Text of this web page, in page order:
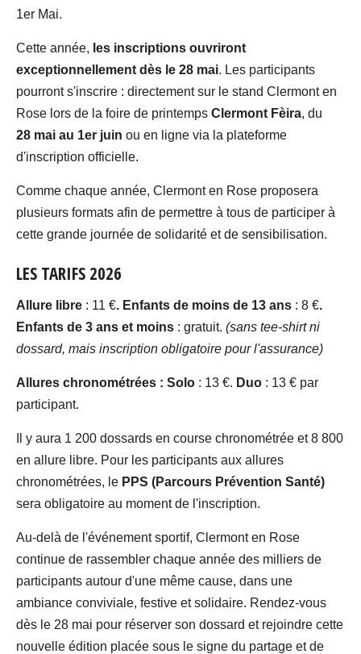
1er Mai.
Cette année, les inscriptions ouvriront
exceptionnellement dès le 28 mai. Les participants
pourront s'inscrire : directement sur le stand Clermont en
Rose lors de la foire de printemps Clermont Fèira, du
28 mai au 1er juin ou en ligne via la plateforme
d'inscription officielle.
Comme chaque année, Clermont en Rose proposera
plusieurs formats afin de permettre à tous de participer à
cette grande journée de solidarité et de sensibilisation.
LES TARIFS 2026
Allure libre : 11 €. Enfants de moins de 13 ans : 8 €.
Enfants de 3 ans et moins : gratuit. (sans tee-shirt ni
dossard, mais inscription obligatoire pour l'assurance)
Allures chronométrées : Solo : 13 €. Duo : 13 € par
participant.
Il y aura 1 200 dossards en course chronométrée et 8 800
en allure libre. Pour les participants aux allures
chronométrées, le PPS (Parcours Prévention Santé)
sera obligatoire au moment de l'inscription.
Au-delà de l'événement sportif, Clermont en Rose
continue de rassembler chaque année des milliers de
participants autour d'une même cause, dans une
ambiance conviviale, festive et solidaire. Rendez-vous
dès le 28 mai pour réserver son dossard et rejoindre cette
nouvelle édition placée sous le signe du partage et de